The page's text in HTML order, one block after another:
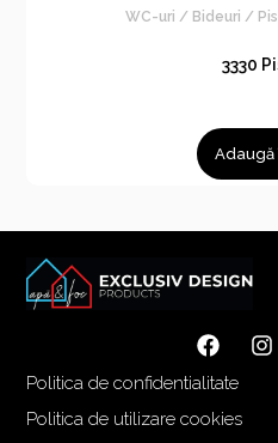
WC-uri / Bideuri /
3330
Adaugă
Politica de confidentialitate
Politica de utilizare cookies